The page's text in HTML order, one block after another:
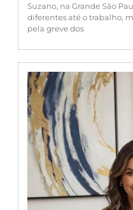
Suzano, na Grande São
diferentes até o trabalho,
pela greve dos